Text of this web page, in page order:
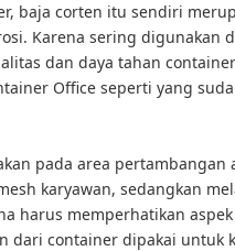
baja corten itu sendiri
Karena sering digunakan
dan daya tahan
Office seperti yang
pada area
karyawan, sedangkan
harus memperhatikan
dari container dipakai untuk